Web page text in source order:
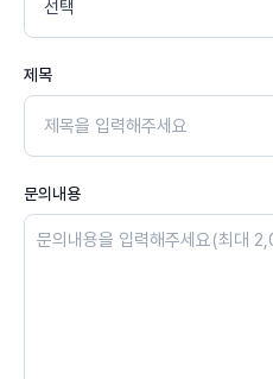
제목
문의내용